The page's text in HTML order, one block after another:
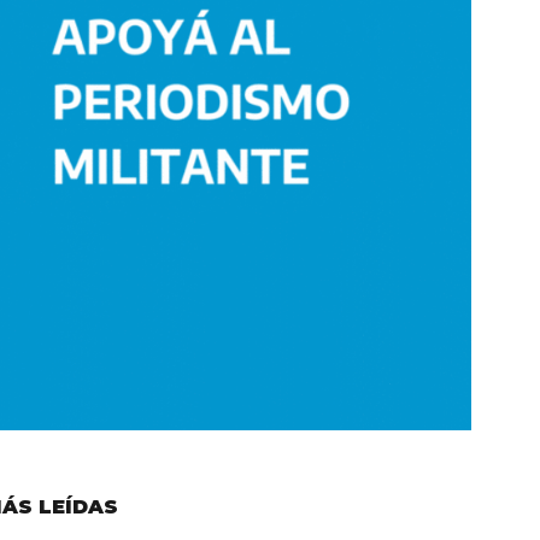
LEÍDAS